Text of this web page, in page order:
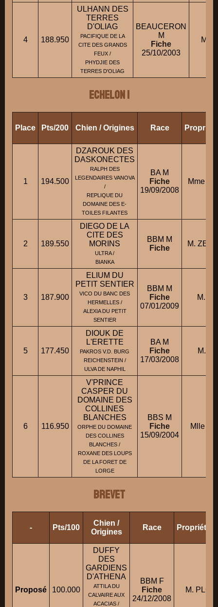
4 188.950
ULHANN DES
TERRES
D'OLIAG
PACIFIQUE DE LA
CITE DES GRANDS
FEUX /
PHYDJIE DES
TERRES D'OLIAG
BEAUCERON
M
Fiche
25/10/2003
M.
ECHELON 1
Place Pts/200 Chien / Origines Race
1 194.500
DZAROUK DES
DASKONECTES
RALPH DES
LEGENDAIRES VANOVA
/
REPLIQUE DU
DOMAINE DES E-
TOILES FILANTES
BA M
Fiche
19/09/2008
Mme
2 189.550
DIEGO DE LA
CITE DES
MORINS
ULTRA /
BIANKA
BBM M
Fiche
M.
3 187.900
ELIUM DU
PETIT SENTIER
VICO DU BANC DES
HERMELLES /
ALEXIA DU PETIT
SENTIER
BBM M
Fiche
07/01/2009
M.
5 177.450
DIOUK DE
L'ERETTE
PAKROS V.D. BURG
REICHENSTEIN /
ULVA DE NAPHIL
BA M
Fiche
17/03/2008
M.
6 116.950
V'PRINCE
CASPER DU
DOMAINE DES
COLLINES
BLANCHES
ORPHE DU DOMAINE
DES COLLINES
BLANCHES /
ROXANE DES LOUPS
DE LA FORET DE
LORGE
BBS M
Fiche
15/09/2004
Mlle
BREVET
- Pts/100
Chien /
Origines
Race
Proposé 100.000
DUFFY
DES
GARDIENS
D'ATHENA
ATTILA DU
CALVAIRE AUX
ACACIAS /
BBM F
Fiche
24/12/2008
M.